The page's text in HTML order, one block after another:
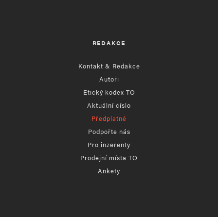
REDAKCE
Kontakt & Redakce
Autoři
Etický kodex TO
Aktuální číslo
Předplatné
Podpořte nás
Pro inzerenty
Prodejní místa TO
Ankety